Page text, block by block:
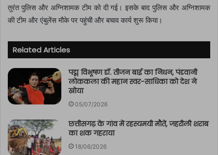
तुरंत पुलिस और अग्निशामक टीम को दी गई। इसके बाद पुलिस और अग्निशामक
की टीम और एंबुलेंस मौके पर पहुंची और बचाव कार्य शुरू किया।
Related Articles
पद्म विभूषण डॉ. तीजन बाई का निधन, पंडवानी
लोककला की महान स्वर-साधिका को देश ने
खोया
05/07/2026
छत्तीसगढ़ के गांव में रहस्यमयी मौतें, जहरीली शराब
का शक गहराया
18/06/2026